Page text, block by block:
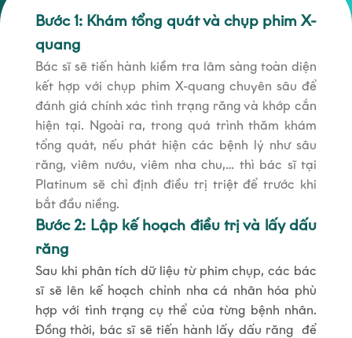
Bước 1: Khám tổng quát và chụp phim X-
quang
Bác sĩ sẽ tiến hành kiềm tra lâm sàng toàn diện
kết hợp với chụp phim X-quang chuyên sâu để
đánh giá chính xác tình trạng răng và khớp cắn
hiện tại. Ngoài ra, trong quá trình thăm khám
tổng quát, nếu phát hiện các bệnh lý như sâu
răng, viêm nướu, viêm nha chu,… thì bác sĩ tại
Platinum sẽ chỉ định điều trị triệt để trước khi
bắt đầu niềng.
Bước 2: Lập kế hoạch điều trị và lấy dấu
răng
Sau khi phân tích dữ liệu từ phim chụp, các bác
sĩ sẽ lên kế hoạch chỉnh nha cá nhân hóa phù
hợp với tình trạng cụ thể của từng bệnh nhân.
Đồng thời, bác sĩ sẽ tiến hành lấy dấu răng để